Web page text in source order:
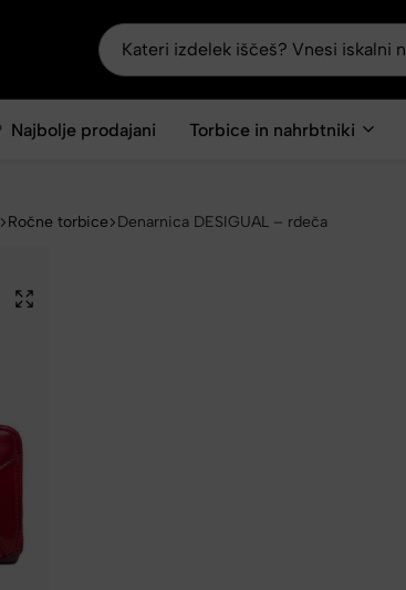
Najbolje prodajani Torbice in nahrbtniki
Ročne torbice Denarnica DESIGUAL – rdeča